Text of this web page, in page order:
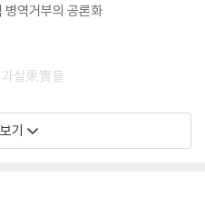
관계 등을 차근차근 짚어나가고 있
병역거부』와 함께 ‘한국의 양심적
교 학술기획총서 ‘知의회랑’의 쉰
병역거부의 공론화
과실果實들
환
기